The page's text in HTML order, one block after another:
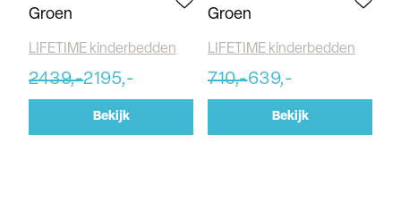
Groen
LIFETIME kinderbedden
2439,-2195,-
Bekijk
Groen
LIFETIME kinderbedden
710,-639,-
Bekijk